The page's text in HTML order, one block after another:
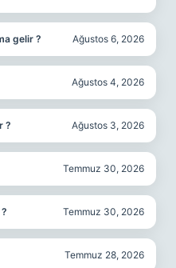
gelir ? Ağustos 6, 2026
Ağustos 4, 2026
? Ağustos 3, 2026
Temmuz 30, 2026
Temmuz 30, 2026
Temmuz 28, 2026